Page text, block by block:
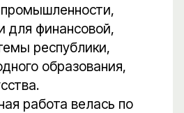
для финансовой,
республики,
образования,
работа велась по